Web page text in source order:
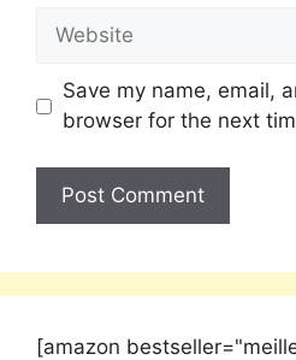
Save my name, email,
browser for the next
[amazon